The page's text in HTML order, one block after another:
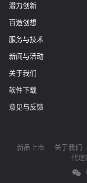
潜力创新
百造创想
服务与技术
新闻与活动
关于我们
软件下载
意见与反馈
新品上市 关于我们
代理